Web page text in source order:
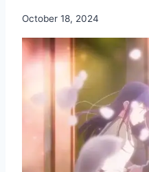
October 18, 2024